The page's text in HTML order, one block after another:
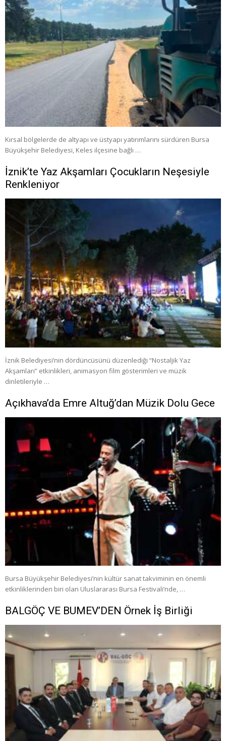
Kırsal bölgelerde de altyapı ve üstyapı yatırımlarını sürdüren Bursa
Büyükşehir Belediyesi, Keles ilçesine bağlı …
İznik’te Yaz Akşamları Çocukların Neşesiyle
Renkleniyor
İznik Belediyesi’nin dördüncüsünü düzenlediği “Nostaljik Yaz
Akşamları” etkinlikleri, animasyon film gösterimleri ve müzik
dinletileriyle …
Açıkhava’da Emre Altuğ’dan Müzik Dolu Gece
Bursa Büyükşehir Belediyesi’nin kültür sanat takviminin en önemli
etkinliklerinden biri olan Uluslararası Bursa Festivali’nde, …
BALGÖÇ VE BUMEV’DEN Örnek İş Birliği